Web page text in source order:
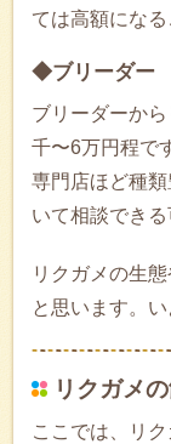
ては高額になる
◆ブリーダー
ブリーダーか
千〜6万円程で
専門店ほど種
いて相談できる
リクガメの生
と思います。
リクガメ
ここでは、リ